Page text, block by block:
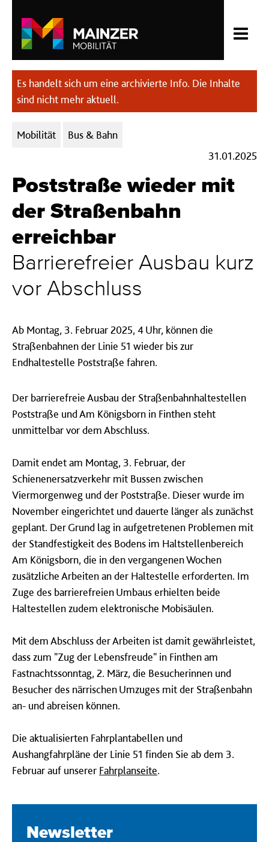
Es handelt sich um eine archivierte Info. Die Inhalte
sind nicht mehr aktuell.
Kategorien:
Mobilität
Bus & Bahn
31.01.2025
Poststraße wieder mit
der Straßenbahn
erreichbar
Barrierefreier Ausbau kurz
vor Abschluss
Ab Montag, 3. Februar 2025, 4 Uhr, können die
Straßenbahnen der Linie 51 wieder bis zur
Endhaltestelle Poststraße fahren.
Der barrierefreie Ausbau der Straßenbahnhaltestellen
Poststraße und Am Königsborn in Finthen steht
unmittelbar vor dem Abschluss.
Damit endet am Montag, 3. Februar, der
Schienenersatzverkehr mit Bussen zwischen
Viermorgenweg und der Poststraße. Dieser wurde im
November eingerichtet und dauerte länger als zunächst
geplant. Der Grund lag in aufgetretenen Problemen mit
der Standfestigkeit des Bodens im Haltstellenbereich
Am Königsborn, die in den vergangenen Wochen
zusätzliche Arbeiten an der Haltestelle erforderten. Im
Zuge des barrierefreien Umbaus erhielten beide
Haltestellen zudem elektronische Mobisäulen.
Mit dem Abschluss der Arbeiten ist damit gewährleistet,
dass zum "Zug der Lebensfreude" in Finthen am
Fastnachtssonntag, 2. März, die Besucherinnen und
Besucher des närrischen Umzuges mit der Straßenbahn
an- und abreisen können.
Die aktualisierten Fahrplantabellen und
Aushangfahrpläne der Linie 51 finden Sie ab dem 3.
Februar auf unserer Fahrplanseite.
Newsletter